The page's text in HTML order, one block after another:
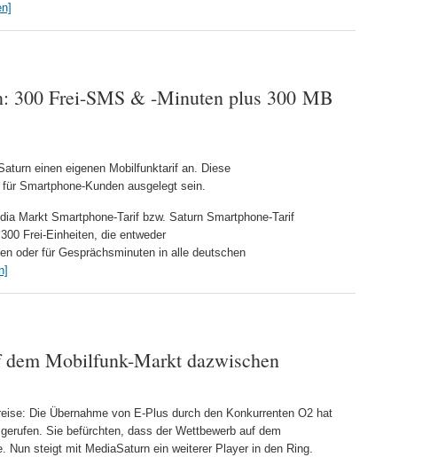
300 Frei-SMS & -Minuten plus 300 MB
einen eigenen Mobilfunktarif an. Diese
Smartphone-Kunden ausgelegt sein.
Markt Smartphone-Tarif bzw. Saturn Smartphone-Tarif
Frei-Einheiten, die entweder
oder für Gesprächs­minuten in alle deutschen
Mobilfunk-Markt dazwischen
Die Übernahme von E-Plus durch den Konkurrenten O2 hat
Sie befürchten, dass der Wettbewerb auf dem
Nun steigt mit MediaSaturn ein weiterer Player in den Ring.